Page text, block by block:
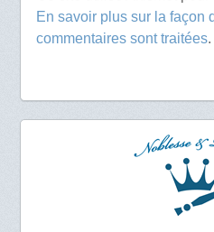
En savoir plus sur la façon
commentaires sont traitées.